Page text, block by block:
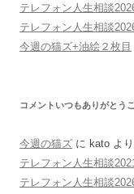
テレフォン人生相談
テレフォン人生相談
今週の猫ズ+油絵２枚目
コメントいつもありがとう
今週の猫ズ に kato より
テレフォン人生相談
テレフォン人生相談